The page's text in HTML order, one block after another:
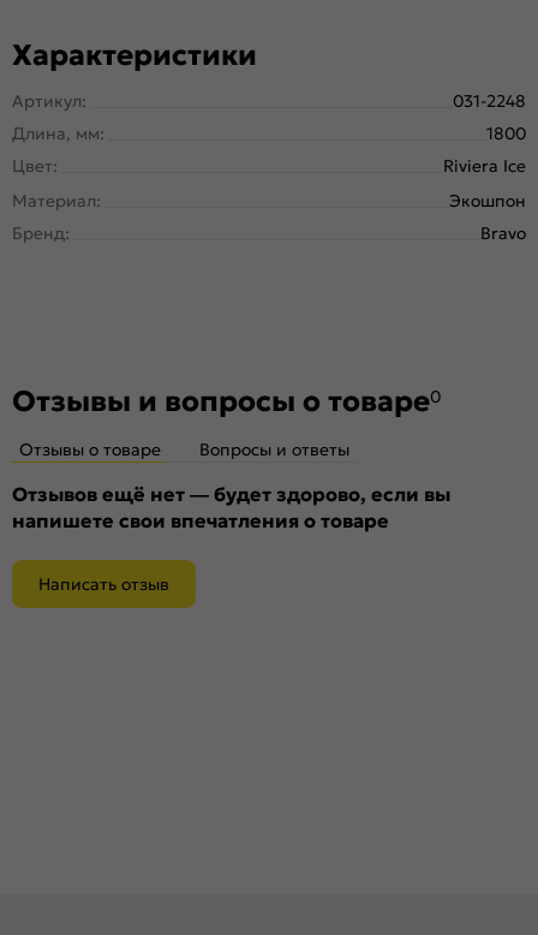
Характеристики
Артикул:
031-2248
Длина, мм:
1800
Цвет:
Riviera Ice
Материал:
Экошпон
Бренд:
Bravo
Отзывы и вопросы о товаре0
Отзывы о товаре Вопросы и ответы
Отзывов ещё нет — будет здорово, если вы
напишете свои впечатления о товаре
Написать отзыв